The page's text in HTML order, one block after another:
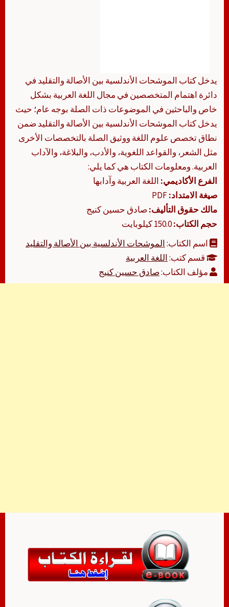
يدخل كتاب الموشحات الأندلسية بين الأصالة والتقليد في
دائرة اهتمام المتخصصين في مجال اللغة العربية بشكل
خاص والباحثين في الموضوعات ذات الصلة بوجه عام؛ حيث
يدخل كتاب الموشحات الأندلسية بين الأصالة والتقليد ضمن
نطاق تخصص علوم اللغة ووثيق الصلة بالتخصصات الأخرى
مثل الشعر، والقواعد اللغوية، والأدب، والبلاغة، والآداب
العربية. ومعلومات الكتاب هي كما يلي:
الفرع الأكاديمي: اللغة العربية وآدابها
صيغة الامتداد:
مالك حقوق التأليف:صادق حسين كنيج
حجم الكتاب:150.0 كيلوبايت
اسم الكتاب:الموشحات الأندلسية بين الأصالة والتقليد
قسم كتب:اللغة العربية
مؤلف الكتاب:صادق حسين كنيج